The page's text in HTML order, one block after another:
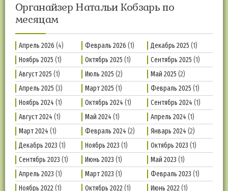
Органайзер Натальи Кобзарь по
месяцам
Апрель 2026 (4) Февраль 2026 (1) Декабрь 2025 (1)
Ноябрь 2025 (1) Октябрь 2025 (1) Сентябрь 2025 (1)
Август 2025 (1) Июль 2025 (2) Май 2025 (2)
Апрель 2025 (3) Март 2025 (1) Февраль 2025 (1)
Ноябрь 2024 (1) Октябрь 2024 (1) Сентябрь 2024 (1)
Август 2024 (1) Май 2024 (1) Апрель 2024 (1)
Март 2024 (1) Февраль 2024 (2) Январь 2024 (2)
Декабрь 2023 (1) Ноябрь 2023 (1) Октябрь 2023 (1)
Сентябрь 2023 (1) Июнь 2023 (1) Май 2023 (1)
Апрель 2023 (1) Март 2023 (1) Февраль 2023 (1)
Ноябрь 2022(1) Октябрь 2022(1) Июнь 2022(1)